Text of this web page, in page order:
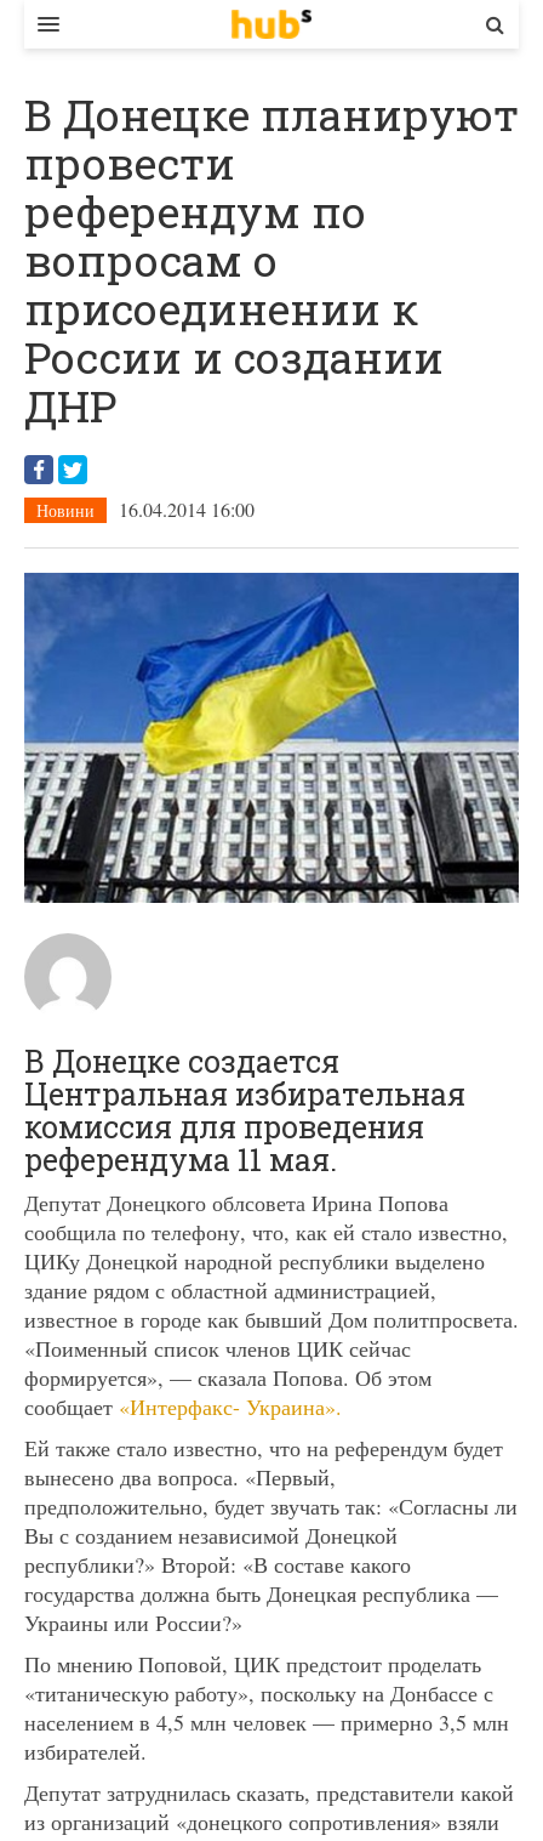
ЕКОНОМІКА
БІЗНЕС
СТАРТЕР
КОНТАКТИ
В Донецке планируют
провести
референдум по
вопросам о
присоединении к
России и создании
ДНР
Новини 16.04.2014 16:00
В Донецке создается
Центральная избирательная
комиссия для проведения
референдума 11 мая.
Депутат Донецкого облсовета Ирина Попова
сообщила по телефону, что, как ей стало известно,
ЦИКу Донецкой народной республики выделено
здание рядом с областной администрацией,
известное в городе как бывший Дом политпросвета.
«Поименный список членов ЦИК сейчас
формируется», — сказала Попова. Об этом
сообщает «Интерфакс- Украина».
Ей также стало известно, что на референдум будет
вынесено два вопроса. «Первый,
предположительно, будет звучать так: «Согласны ли
Вы с созданием независимой Донецкой
республики?» Второй: «В составе какого
государства должна быть Донецкая республика —
Украины или России?»
По мнению Поповой, ЦИК предстоит проделать
«титаническую работу», поскольку на Донбассе с
населением в 4,5 млн человек — примерно 3,5 млн
избирателей.
Депутат затруднилась сказать, представители какой
из организаций «донецкого сопротивления» взяли